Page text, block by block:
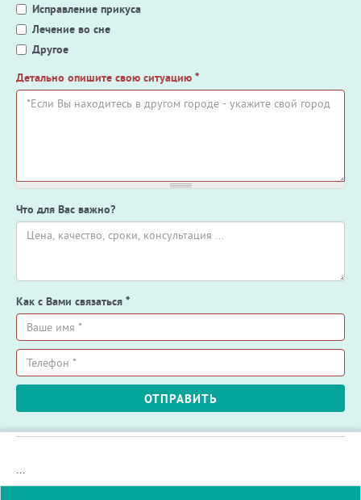
Исправление прикуса
Лечение во сне
Другое
Детально опишите свою ситуацию *
Что для Вас важно?
Как с Вами связаться *
Ваше
имя
*
Телефон
ОТПРАВИТЬ
...